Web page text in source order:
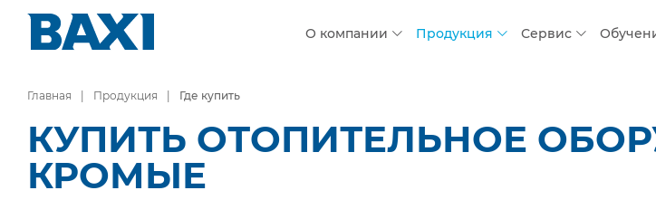
О компании Продукция Сервис
Главная Продукция Где купить
КУПИТЬ ОТОПИТЕЛЬНОЕ
КРОМЫЕ